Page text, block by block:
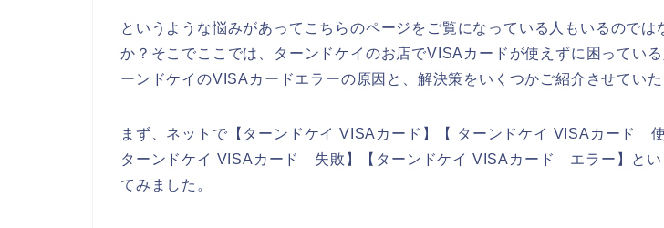
というような悩みがあってこちらのページをご覧になっている人もいるのでは
か？そこでここでは、ターンドケイのお店でVISAカードが使えずに困ってい
ーンドケイのVISAカードエラーの原因と、解決策をいくつかご紹介させていた
まず、ネットで【ターンドケイ VISAカード】【 ターンドケイ VISAカード
ターンドケイ VISAカード 失敗】【ターンドケイ VISAカード エラー】とい
てみました。